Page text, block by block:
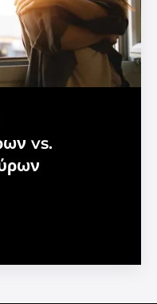
vs.
VS. WINDOW